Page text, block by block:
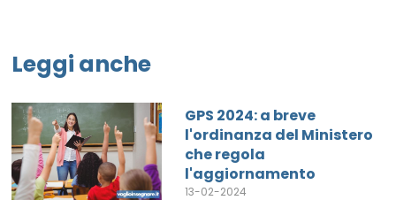
Leggi anche
GPS 2024: a breve
l'ordinanza del Ministero
che regola
l'aggiornamento
13-02-2024